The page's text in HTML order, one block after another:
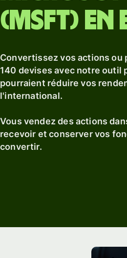
(MSFT) en
Convertissez vos actions ou
140 devises avec notre outil
pourraient réduire vos
l'international.
Vous vendez des actions
recevoir et conserver vos
convertir.